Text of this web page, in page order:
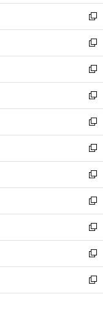
開
く
ウ
で
開
く
し
い
ウ
ィ
ン
ド
ウ
で
開
く
新
し
い
ウ
ィ
ン
ド
ウ
で
開
く
新
し
い
ウ
ィ
ン
ド
ウ
で
開
く
新
し
い
ウ
ィ
ン
ド
ウ
で
開
く
新
し
い
ウ
ィ
ン
ド
ウ
で
開
く
新
し
い
ウ
ィ
ン
ド
ウ
で
開
く
新
し
い
ウ
ィ
ン
ド
ウ
で
開
く
新
し
い
ウ
ィ
ン
ド
ウ
で
開
新
し
い
ウ
ィ
ン
ド
ウ
新
し
い
ウ
ィ
ン
新
し
い
ウ
新
し